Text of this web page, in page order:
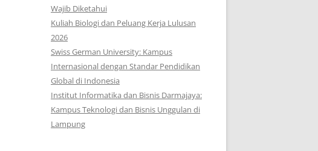
Wajib Diketahui
Kuliah Biologi dan Peluang Kerja Lulusan
2026
Swiss German University: Kampus
Internasional dengan Standar Pendidikan
Global di Indonesia
Institut Informatika dan Bisnis Darmajaya:
Kampus Teknologi dan Bisnis Unggulan di
Lampung